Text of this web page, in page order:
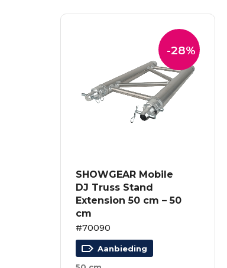
-28%
SHOWGEAR Mobile
DJ Truss Stand
Extension 50 cm – 50
cm
#70090
Aanbieding